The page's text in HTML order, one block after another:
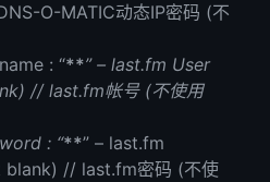
O-MATIC动态IP密码 (不
: “**” – last.fm User
// last.fm帐号 (不使用
: “**” – last.fm
// last.fm密码 (不使